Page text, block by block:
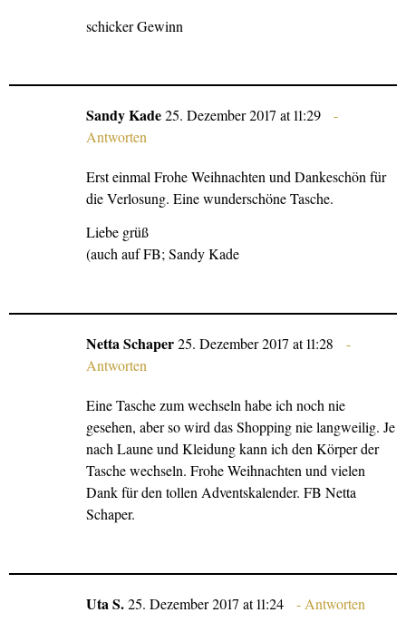
schicker Gewinn
Sandy Kade25. Dezember 2017 at 11:29
Antworten
Erst einmal Frohe Weihnachten und Dankeschön für
die Verlosung. Eine wunderschöne Tasche.
Liebe grüß
(auch auf FB; Sandy Kade
Netta Schaper25. Dezember 2017 at 11:28
Antworten
Eine Tasche zum wechseln habe ich noch nie
gesehen, aber so wird das Shopping nie langweilig. Je
nach Laune und Kleidung kann ich den Körper der
Tasche wechseln. Frohe Weihnachten und vielen
Dank für den tollen Adventskalender. FB Netta
Schaper.
Uta S.25. Dezember 2017 at 11:24 Antworten